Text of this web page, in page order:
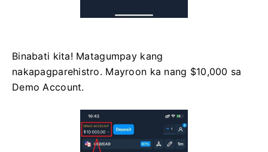
Binabati kita! Matagumpay kang
nakapagparehistro. Mayroon ka nang $10,000 sa
Demo Account.